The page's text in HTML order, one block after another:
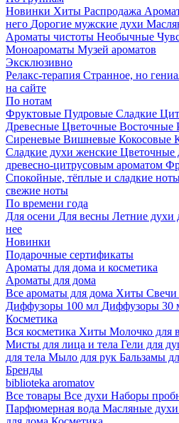
Новинки Хиты Распродажа
него Дорогие мужские духи
Ароматы чистоты Необычные
Моноароматы Музей ароматов
Эксклюзивно
Релакс-терапия Странное, но
на сайте
По нотам
Фруктовые Пудровые Сладкие
Древесные Цветочные Восточные
Сиреневые Вишневые Кокосовые
Сладкие духи женские Цветочные
древесно-цитрусовым ароматом
Спокойные, тёплые и сладкие
свежие ноты
По времени года
Для осени Для весны Летние духи
нее
Новинки
Подарочные сертификаты
Ароматы для дома и косметика
Ароматы для дома
Все ароматы для дома Хиты Свечи
Диффузоры 100 мл Диффузоры 30
Косметика
Вся косметика Хиты Молочко для
Мисты для лица и тела Гели для
для тела Мыло для рук Бальзамы
Бренды
biblioteka aromatov
Все товары Все духи Наборы
Парфюмерная вода Масляные духи